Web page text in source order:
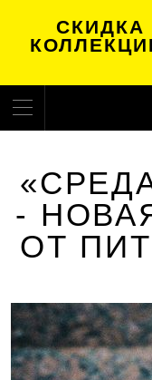
СКИДКА
-
ОТ